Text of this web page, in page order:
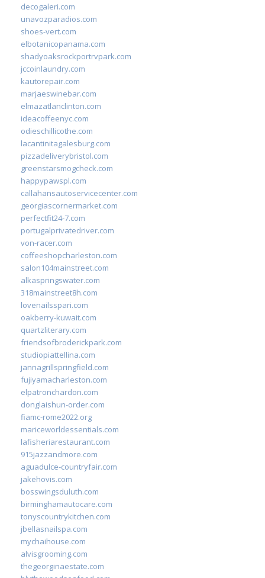
decogaleri.com
unavozparadios.com
shoes-vert.com
elbotanicopanama.com
shadyoaksrockportrvpark.com
jccoinlaundry.com
kautorepair.com
marjaeswinebar.com
elmazatlanclinton.com
ideacoffeenyc.com
odieschillicothe.com
lacantinitagalesburg.com
pizzadeliverybristol.com
greenstarsmogcheck.com
happypawspl.com
callahansautoservicecenter.com
georgiascornermarket.com
perfectfit24-7.com
portugalprivatedriver.com
von-racer.com
coffeeshopcharleston.com
salon104mainstreet.com
alkaspringswater.com
318mainstreet8h.com
lovenailsspari.com
oakberry-kuwait.com
quartzliterary.com
friendsofbroderickpark.com
studiopiattellina.com
jannagrillspringfield.com
fujiyamacharleston.com
elpatronchardon.com
donglaishun-order.com
fiamc-rome2022.org
mariceworldessentials.com
lafisheriarestaurant.com
915jazzandmore.com
aguadulce-countryfair.com
jakehovis.com
bosswingsduluth.com
birminghamautocare.com
tonyscountrykitchen.com
jbellasnailspa.com
mychaihouse.com
alvisgrooming.com
thegeorginaestate.com